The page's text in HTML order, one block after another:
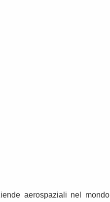
aerospaziali nel mondo